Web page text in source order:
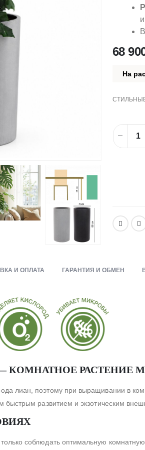
68
На
И ОПЛАТА ГАРАНТИЯ И ОБМЕН
КОМНАТНОЕ РАСТЕНИЕ
лиан, поэтому при выращивании в
быстрым развитием и экзотическим
соблюдать оптимальную